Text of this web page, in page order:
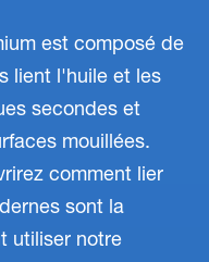
est composé de
lient l'huile et les
secondes et
mouillées.
comment lier
sont la
utiliser notre